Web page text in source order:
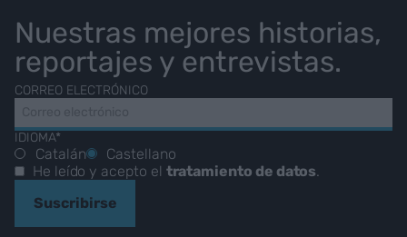
Nuestras mejores historias,
reportajes y entrevistas.
CORREO ELECTRÓNICO
IDIOMA*
Catalán
Castellano
He leído y acepto el tratamiento de datos.
Suscribirse